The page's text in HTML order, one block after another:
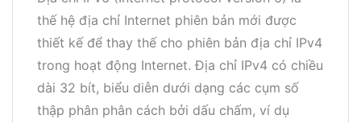
thế hệ địa chỉ Internet phiên bản mới được
thiết kế để thay thế cho phiên bản địa chỉ IPv4
trong hoạt động Internet. Địa chỉ IPv4 có chiều
dài 32 bít, biểu diễn dưới dạng các cụm số
thập phân phân cách bởi dấu chấm, ví dụ